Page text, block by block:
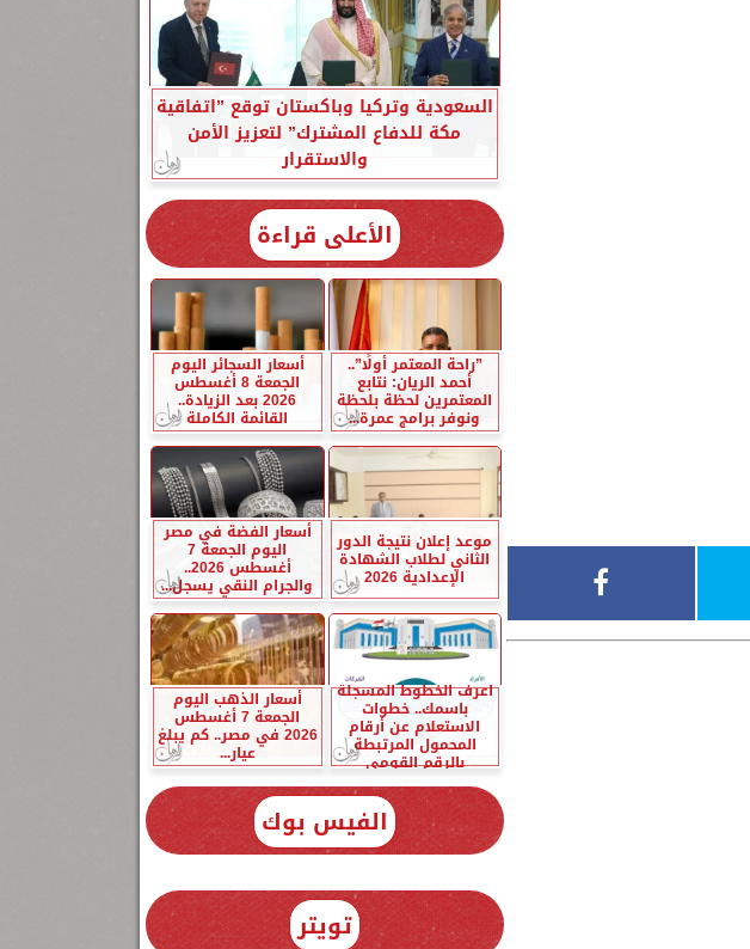
السعودية وتركيا وباكستان توقع ”اتفاقية
مكة للدفاع المشترك” لتعزيز الأمن
والاستقرار
الأعلى قراءة
”راحة المعتمر أولًا”..
أحمد الريان: نتابع
المعتمرين لحظة بلحظة
ونوفر برامج عمرة...
أسعار السجائر اليوم
الجمعة 8 أغسطس
2026 بعد الزيادة..
القائمة الكاملة
موعد إعلان نتيجة الدور
الثاني لطلاب الشهادة
الإعدادية 2026
أسعار الفضة في مصر
اليوم الجمعة 7
أغسطس 2026..
والجرام النقي يسجل...
اعرف الخطوط المسجلة
باسمك.. خطوات
الاستعلام عن أرقام
المحمول المرتبطة
بالرقم القومي
أسعار الذهب اليوم
الجمعة 7 أغسطس
2026 في مصر.. كم يبلغ
عيار...
الفيس بوك
تويتر